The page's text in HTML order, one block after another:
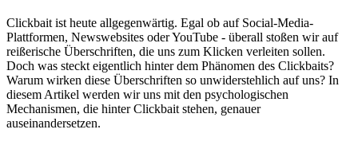
Clickbait ist heute allgegenwärtig. Egal ob auf Social-Media-
Plattformen, Newswebsites oder YouTube - überall stoßen wir auf
reißerische Überschriften, die uns zum Klicken verleiten sollen.
Doch was steckt eigentlich hinter dem Phänomen des Clickbaits?
Warum wirken diese Überschriften so unwiderstehlich auf uns? In
diesem Artikel werden wir uns mit den psychologischen
Mechanismen, die hinter Clickbait stehen, genauer
auseinandersetzen.